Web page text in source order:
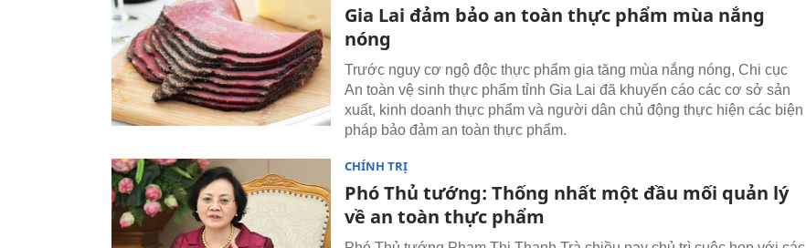
Gia Lai đảm bảo an toàn thực phẩm mùa nắng
nóng
Trước nguy cơ ngộ độc thực phẩm gia tăng mùa nắng nóng, Chi cục
An toàn vệ sinh thực phẩm tỉnh Gia Lai đã khuyến cáo các cơ sở sản
xuất, kinh doanh thực phẩm và người dân chủ động thực hiện các biện
pháp bảo đảm an toàn thực phẩm.
CHÍNH TRỊ
Phó Thủ tướng: Thống nhất một đầu mối quản lý
về an toàn thực phẩm